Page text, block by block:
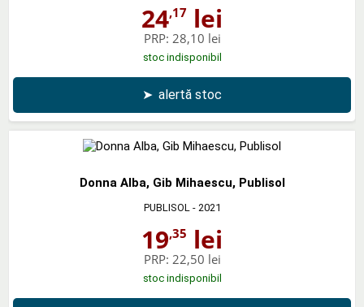
24,17 lei
PRP: 28,10 lei
stoc indisponibil
➤ alertă stoc
Donna Alba, Gib Mihaescu, Publisol
PUBLISOL - 2021
19,35 lei
PRP: 22,50 lei
stoc indisponibil